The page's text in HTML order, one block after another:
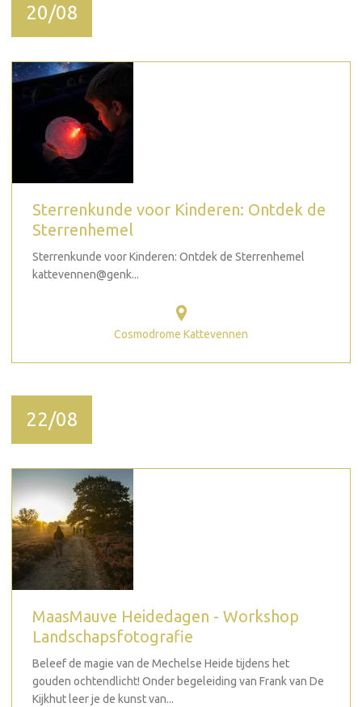
20/08
Sterrenkunde voor Kinderen: Ontdek de
Sterrenhemel
Sterrenkunde voor Kinderen: Ontdek de Sterrenhemel
kattevennen@genk...
Cosmodrome Kattevennen
22/08
MaasMauve Heidedagen - Workshop
Landschapsfotografie
Beleef de magie van de Mechelse Heide tijdens het
gouden ochtendlicht! Onder begeleiding van Frank van De
Kijkhut leer je de kunst van...